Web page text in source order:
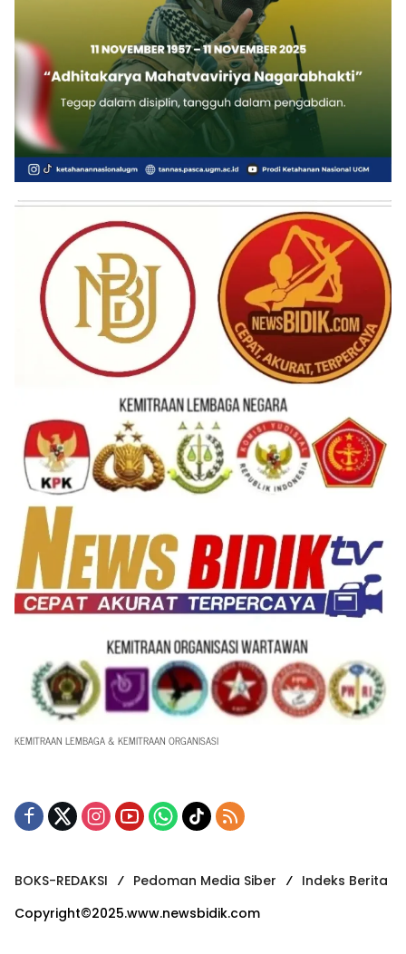
KEMITRAAN LEMBAGA & KEMITRAAN ORGANISASI
BOKS-REDAKSI Pedoman Media Siber
Indeks Berita
Copyright©2025.www.newsbidik.com